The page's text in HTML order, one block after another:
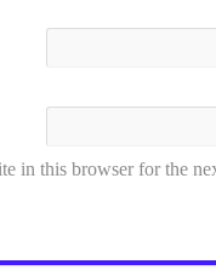
in this browser for the